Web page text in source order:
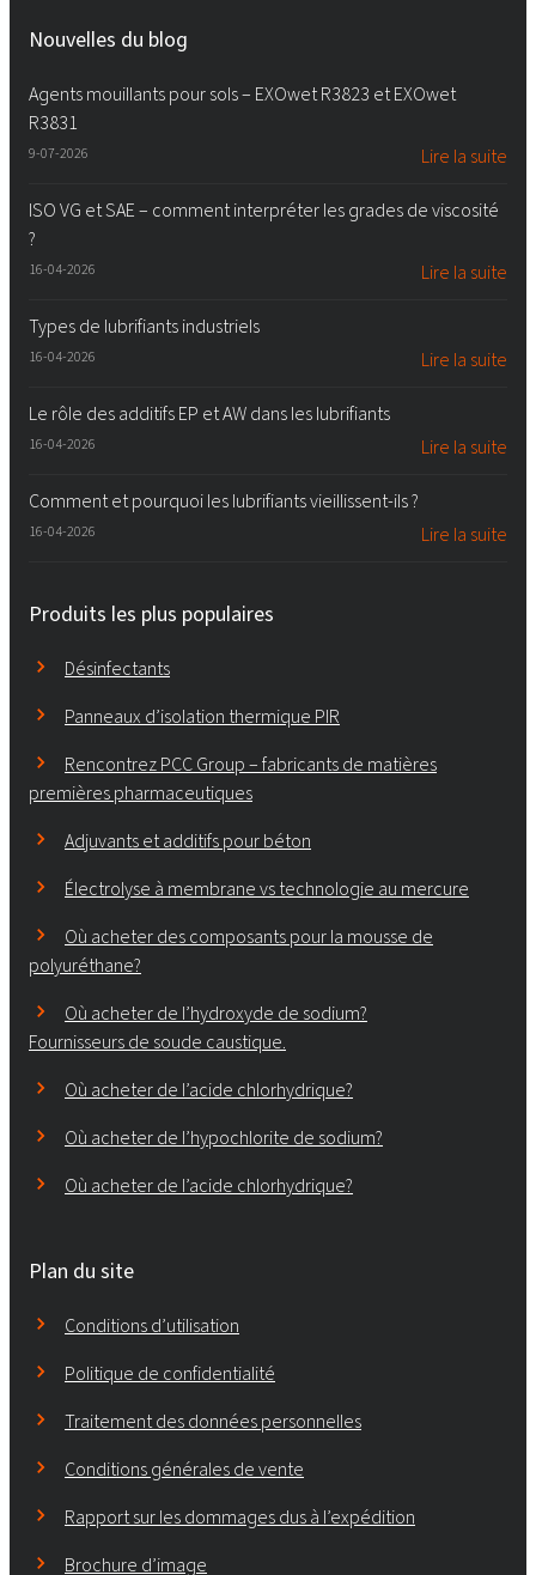
Nouvelles du blog
Agents mouillants pour sols – EXOwet R3823 et EXOwet
R3831
9-07-2026 Lire la suite
ISO VG et SAE – comment interpréter les grades de viscosité
?
16-04-2026 Lire la suite
Types de lubrifiants industriels
16-04-2026 Lire la suite
Le rôle des additifs EP et AW dans les lubrifiants
16-04-2026 Lire la suite
Comment et pourquoi les lubrifiants vieillissent-ils ?
16-04-2026 Lire la suite
Produits les plus populaires
Désinfectants
Panneaux d’isolation thermique PIR
Rencontrez PCC Group – fabricants de matières
premières pharmaceutiques
Adjuvants et additifs pour béton
Électrolyse à membrane vs technologie au mercure
Où acheter des composants pour la mousse de
polyuréthane?
Où acheter de l’hydroxyde de sodium?
Fournisseurs de soude caustique.
Où acheter de l’acide chlorhydrique?
Où acheter de l’hypochlorite de sodium?
Où acheter de l’acide chlorhydrique?
Plan du site
Conditions d’utilisation
Politique de confidentialité
Traitement des données personnelles
Conditions générales de vente
Rapport sur les dommages dus à l’expédition
Brochure d’image